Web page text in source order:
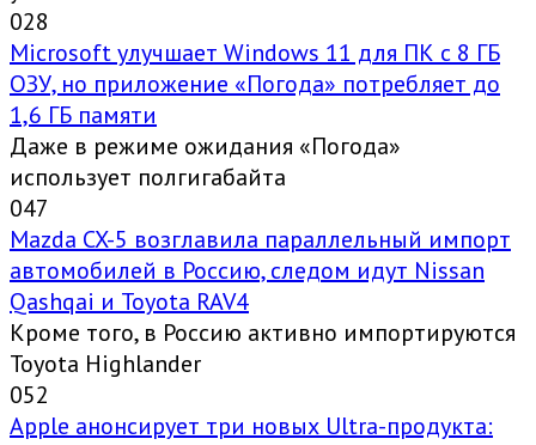
028
Microsoft улучшает Windows 11 для ПК с 8 ГБ
ОЗУ, но приложение «Погода» потребляет до
1,6 ГБ памяти
Даже в режиме ожидания «Погода»
использует полгигабайта
047
Mazda CX-5 возглавила параллельный импорт
автомобилей в Россию, следом идут Nissan
Qashqai и Toyota RAV4
Кроме того, в Россию активно импортируются
Toyota Highlander
052
Apple анонсирует три новых Ultra-продукта: